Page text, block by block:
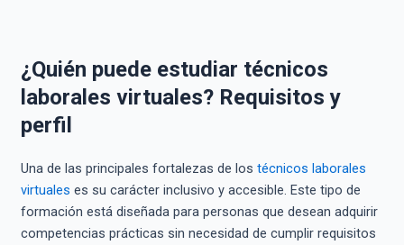
¿Quién puede estudiar técnicos
laborales virtuales? Requisitos y
perfil
Una de las principales fortalezas de los técnicos laborales
virtuales es su carácter inclusivo y accesible. Este tipo de
formación está diseñada para personas que desean adquirir
competencias prácticas sin necesidad de cumplir requisitos